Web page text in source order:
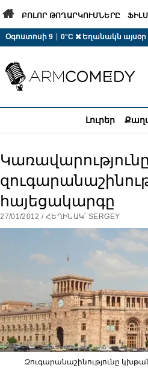
 ԲՈԼՈՐ ԹՈՂԱՐԿՈՒՄՆԵՐԸ
Օգոստոսի 9 |
 r-auto  r-auto  r-
0°C  Եղանակն
Լուրեր
հայեցակարգը
27/01/2012 / ՀԵՂԻՆԱԿ՝ SERGEY
Զուգարանաշինությունը